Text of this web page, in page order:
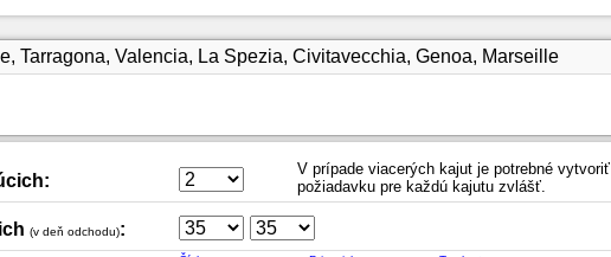
Tarragona, Valencia, La Spezia, Civitavecchia, Genoa, Marseille
V prípade viacerých kajut je potrebné vytvoriť
požiadavku pre každú kajutu zvlášť.
(v deň odchodu):